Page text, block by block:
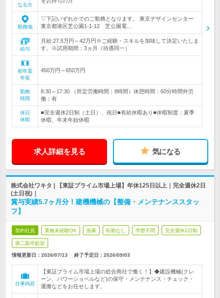
なる方
勤務地
▽下記いずれかでのご勤務となります。 東京デザインセンター
東京都港区芝公園1-1-12 芝公園電…
給与
月給:27.5万円～42万円※ご経験・スキルを加味して決定いたしま
す。※試用期間：3ヵ月（待遇同一）
初年度
年収
450万円～650万円
勤務
時間
8:30～17:30 （所定労働時間：8時間）休憩時間：60分時間外労
働：有
休日
休暇
■完全週休2日制（土日）、祝日■有給休暇あり■休暇制度：夏季
休暇、年末年始休暇
求人詳細を見る 気になる
株式会社ワキタ | 【東証プライム市場上場】年休125日以上｜完全週休2日
(土日祝)｜
賞与実績5.7ヶ月分！建機機械の【整備・メンテナンススタッ
フ】
契約社員 業種未経験OK 急募 転勤なし 学歴不問 完全週休2日制
第二新卒歓迎
情報更新日：2026/07/13 終了予定日： 2026/09/03
仕事内容
【東証プライム市場上場の総合商社で働く！】◆建設機械(クレ
ーン、パワーショベルなど)の保守・メンテナンス・チェック・
運搬などをお任せします。